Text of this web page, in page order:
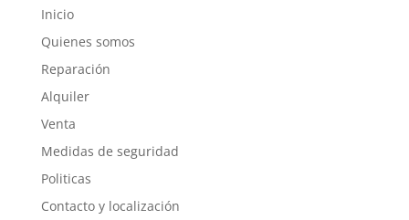
Inicio
Quienes somos
Reparación
Alquiler
Venta
Medidas de seguridad
Politicas
Contacto y localización